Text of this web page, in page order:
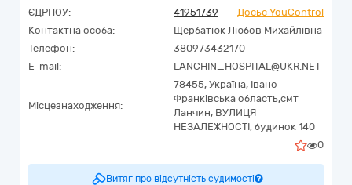
ЄДРПОУ:
41951739
Досьє YouControl
Контактна особа:
Щербатюк Любов Михайлівна
Телефон:
380973432170
E-mail:
LANCHIN_HOSPITAL@UKR.NET
Місцезнаходження:
78455, Україна, Івано-
Франківська область,смт
Ланчин, ВУЛИЦЯ
НЕЗАЛЕЖНОСТІ, будинок 140
0
Витяг про відсутність судимості